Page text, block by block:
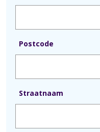
Postcode
Straatnaam